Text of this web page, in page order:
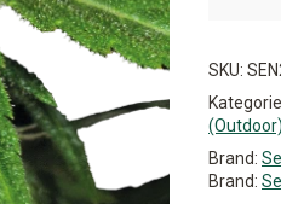
SKU:
(Outdoor)
Brand:
Brand: